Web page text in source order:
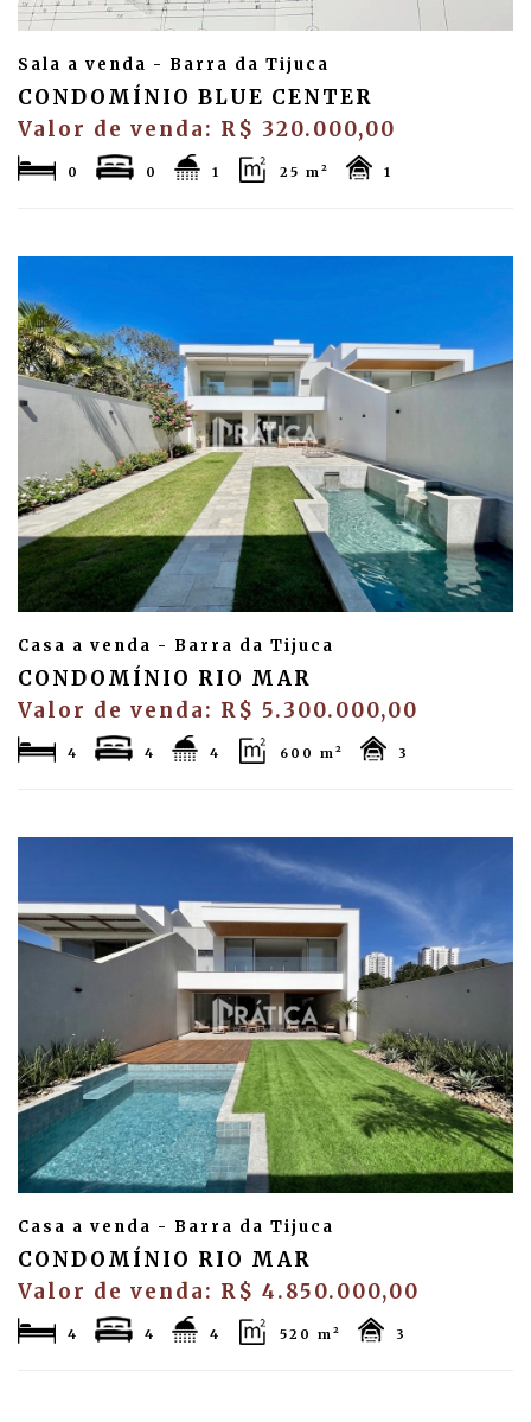
Sala a venda - Barra da Tijuca
CONDOMÍNIO BLUE CENTER
Valor de venda: R$ 320.000,00
0 0 1 25 m² 1
Casa a venda - Barra da Tijuca
CONDOMÍNIO RIO MAR
Valor de venda: R$ 5.300.000,00
4 4 4 600 m² 3
Casa a venda - Barra da Tijuca
CONDOMÍNIO RIO MAR
Valor de venda: R$ 4.850.000,00
4 4 4 520 m² 3